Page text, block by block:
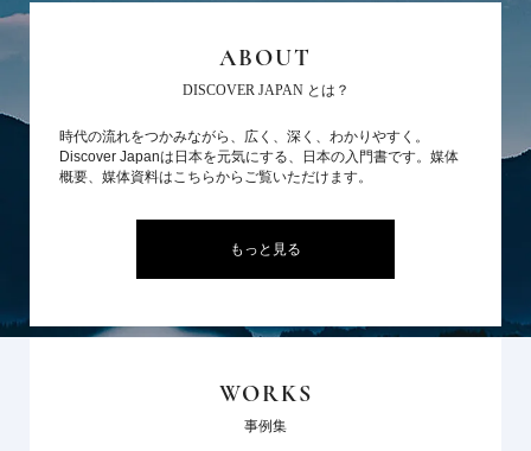
ABOUT
DISCOVER JAPAN とは？
時代の流れをつかみながら、広く、深く、わかりやすく。
Discover Japanは日本を元気にする、日本の入門書です。媒体
概要、媒体資料はこちらからご覧いただけます。
もっと見る
WORKS
事例集